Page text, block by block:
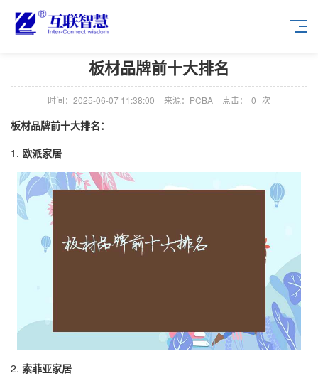
板材品牌前十大排名
时间：2025-06-07 11:38:00 来源：PCBA 点击： 0 次
板材品牌前十大排名：
1. 欧派家居
2. 索菲亚家居